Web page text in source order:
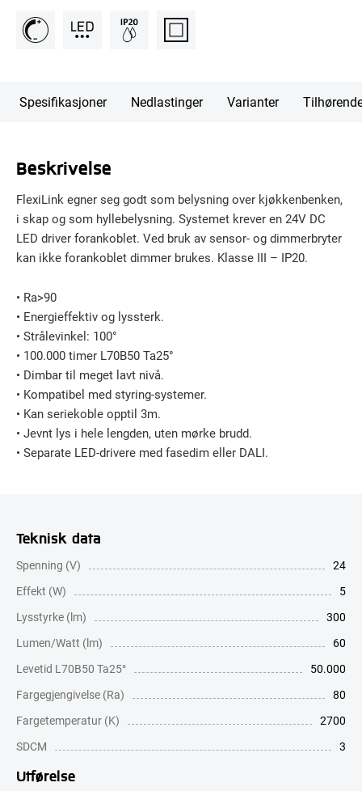
Spesifikasjoner Nedlastinger Varianter
Beskrivelse
FlexiLink egner seg godt som belysning over kjøkkenbenken,
i skap og som hyllebelysning. Systemet krever en 24V DC
LED driver forankoblet. Ved bruk av sensor- og dimmerbryter
kan ikke forankoblet dimmer brukes. Klasse III – IP20.
• Ra>90
• Energieffektiv og lyssterk.
• Strålevinkel: 100°
• 100.000 timer L70B50 Ta25°
• Dimbar til meget lavt nivå.
• Kompatibel med styring-systemer.
• Kan seriekoble opptil 3m.
• Jevnt lys i hele lengden, uten mørke brudd.
• Separate LED-drivere med fasedim eller DALI.
Teknisk data
Spenning (V)
24
Effekt (W)
5
Lysstyrke (lm)
300
Lumen/Watt (lm)
60
Levetid L70B50 Ta25°
50.000
Fargegjengivelse (Ra)
80
Fargetemperatur (K)
2700
SDCM
3
Utførelse